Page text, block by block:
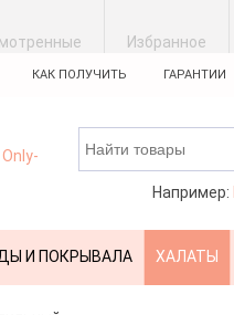
Избранное
КАК ПОЛУЧИТЬ ГАРАНТИИ
Например:
И ПОКРЫВАЛА ХАЛАТЫ